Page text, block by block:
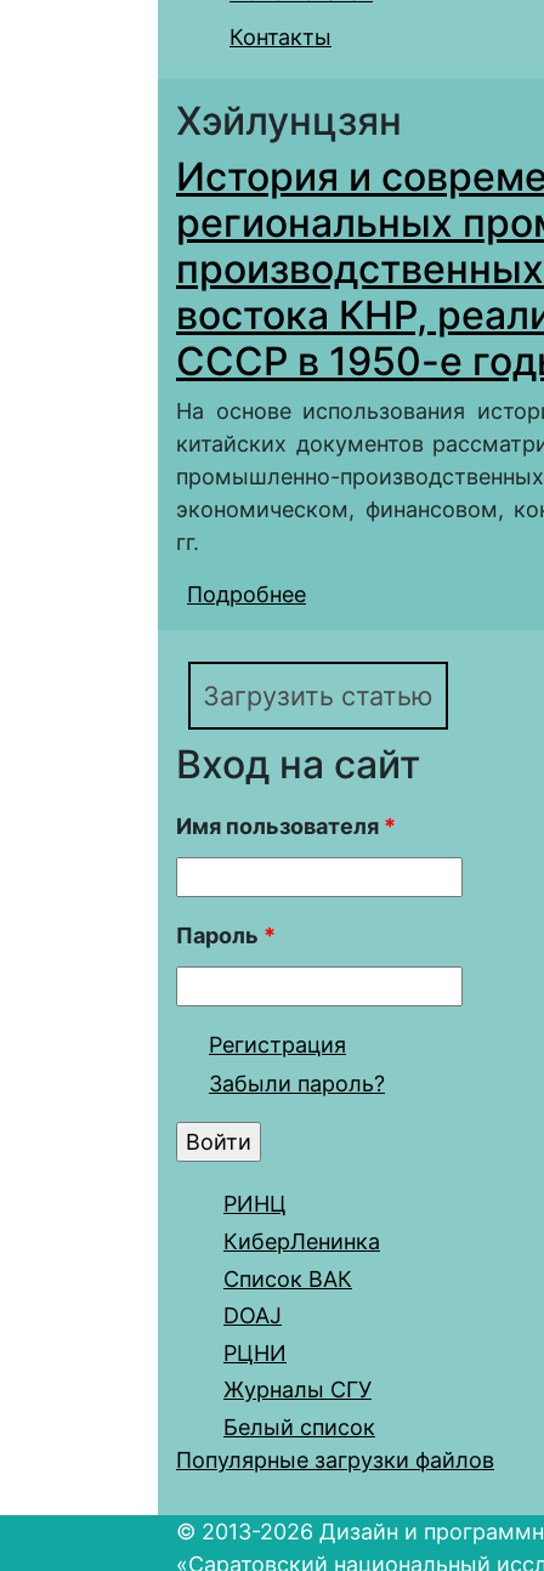
Контакты
Хэйлунцзян
История и
региональных
востока КНР,
СССР в 1950-е
На основе использования
китайских документов
промышленно-
экономическом, финансовом,
гг.
Подробнее
при помощи СССР в
Загрузить статью
Вход на сайт
Имя пользователя *
Пароль *
Регистрация
Забыли пароль?
РИНЦ
КиберЛенинка
Список ВАК
DOAJ
РЦНИ
Журналы СГУ
Белый список
Популярные загрузки файлов
© 2013-2026 Дизайн и
«Саратовский национальный